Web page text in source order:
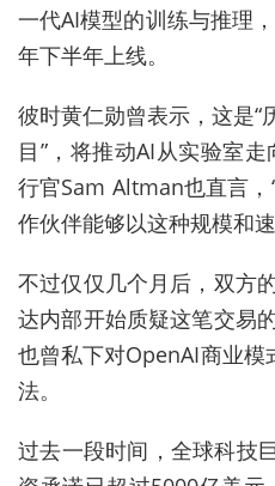
一代AI模型的训练与推理
年下半年上线。
彼时黄仁勋曾表示，这是“
目”，将推动AI从实验室
行官Sam Altman也直言
作伙伴能够以这种规模和速
不过仅仅几个月后，双方
达内部开始质疑这笔交易
也曾私下对OpenAI商业模
法。
过去一段时间，全球科技